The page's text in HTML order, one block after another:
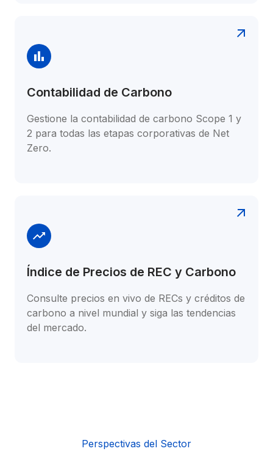
Contabilidad de Carbono
Gestione la contabilidad de carbono Scope 1 y
2 para todas las etapas corporativas de Net
Zero.
Índice de Precios de REC y Carbono
Consulte precios en vivo de RECs y créditos de
carbono a nivel mundial y siga las tendencias
del mercado.
Perspectivas del Sector